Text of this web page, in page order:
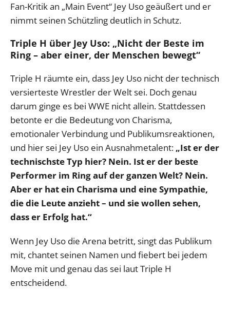
Fan-Kritik an „Main Event“ Jey Uso geäußert und er
nimmt seinen Schützling deutlich in Schutz.
Triple H über Jey Uso: „Nicht der Beste im
Ring – aber einer, der Menschen bewegt“
Triple H räumte ein, dass Jey Uso nicht der technisch
versierteste Wrestler der Welt sei. Doch genau
darum ginge es bei WWE nicht allein. Stattdessen
betonte er die Bedeutung von Charisma,
emotionaler Verbindung und Publikumsreaktionen,
und hier sei Jey Uso ein Ausnahmetalent: „Ist er der
technischste Typ hier? Nein. Ist er der beste
Performer im Ring auf der ganzen Welt? Nein.
Aber er hat ein Charisma und eine Sympathie,
die die Leute anzieht – und sie wollen sehen,
dass er Erfolg hat.“
Wenn Jey Uso die Arena betritt, singt das Publikum
mit, chantet seinen Namen und fiebert bei jedem
Move mit und genau das sei laut Triple H
entscheidend.